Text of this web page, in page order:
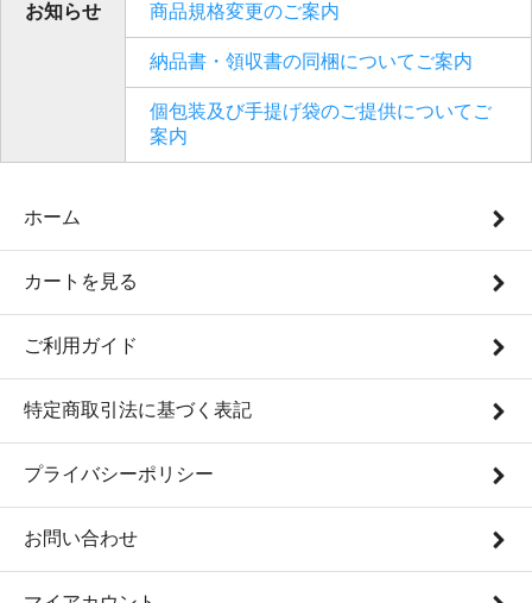
お知らせ 商品規格変更のご案内
納品書・領収書の同梱についてご案内
個包装及び手提げ袋のご提供についてご
案内
ホーム
カートを見る
ご利用ガイド
特定商取引法に基づく表記
プライバシーポリシー
お問い合わせ